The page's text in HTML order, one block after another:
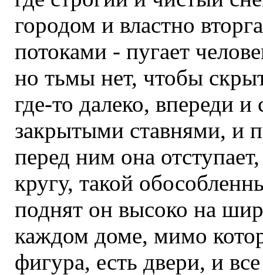
городом и властно
потоками - пугает
но тьмы нет, чтобы
где-то далеко, впереди
закрытыми ставнями, и
перед ним она
кругу, такой
поднят он высоко на
каждом доме, мимо
фигура, есть двери, и